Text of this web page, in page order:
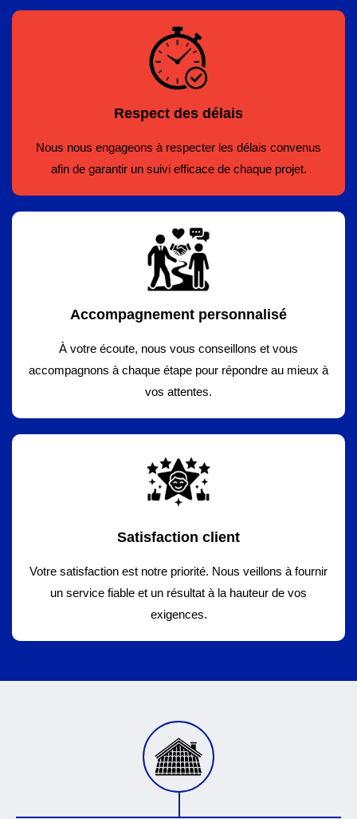
Respect des délais
Nous nous engageons à respecter les délais convenus
afin de garantir un suivi efficace de chaque projet.
Accompagnement personnalisé
À votre écoute, nous vous conseillons et vous
accompagnons à chaque étape pour répondre au mieux à
vos attentes.
Satisfaction client
Votre satisfaction est notre priorité. Nous veillons à fournir
un service fiable et un résultat à la hauteur de vos
exigences.